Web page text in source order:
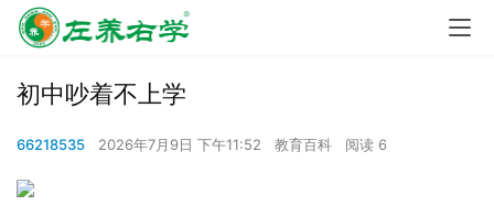
初中吵着不上学
66218535 2026年7月9日 下午11:52 教育百科 阅读 6